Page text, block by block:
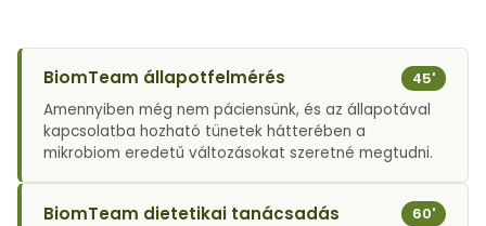
Időpontfoglalás
Patient portal
Regisztráció
Kapcsolat
Mikrobiom teszt
Shop
TUDÁSTÁR
Tudástár
Letölthető dokumentumok
BiomTeam állapotfelmérés 45'
Amennyiben még nem páciensünk, és az állapotával
kapcsolatba hozható tünetek hátterében a
mikrobiom eredetű változásokat szeretné megtudni.
BiomTeam dietetikai tanácsadás 60'